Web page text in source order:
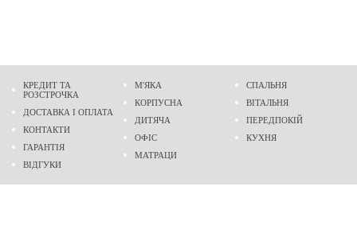
КРЕДИТ ТА
РОЗСТРОЧКА
ДОСТАВКА І ОПЛАТА
КОНТАКТИ
ГАРАНТІЯ
ВІДГУКИ
М'ЯКА
КОРПУСНА
ДИТЯЧА
ОФІС
МАТРАЦИ
СПАЛЬНЯ
ВІТАЛЬНЯ
ПЕРЕДПОКІЙ
КУХНЯ